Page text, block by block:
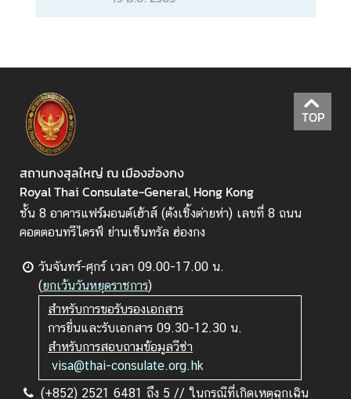
ญ่
บ
ริ
ก
า
ร
ป
ะ
ช
า
ข่
TOP
สถานกงสุลใหญ่ ณ เมืองฮ่องกง
Royal Thai Consulate-General, Hong Kong
ชั้น 8 อาคารแฟร์มอนต์เฮ้าส์ (ต้งเชิ้งต่ายห่า) เลขที่ 8 ถนน
คอตตอนทรีไดรฟ์ ย่านเซ็นทรัล ฮ่องกง
วันจันทร์-ศุกร์ เวลา 09.00-17.00 น.
(ยกเว้นวันหยุดราชการ)
สำหรับการขอรับรองเอกสาร
การยื่นและรับเอกสาร 09.30-12.30 น.
สำหรับการสอบถามข้อมูลวีซ่า
visa@thai-consulate.org.hk
(+852) 2521 6481 ถึง 5 // ในกรณีที่เกิดเหตุฉุกเฉิน